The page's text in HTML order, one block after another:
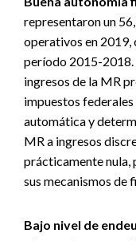
representaron un
operativos en 2019,
período 2015-2018.
ingresos de la MR
impuestos
automática y
MR a ingresos
prácticamente nula,
sus mecanismos de
Bajo nivel de